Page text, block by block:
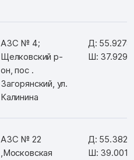
АЗС № 4;
Щелковский р-
он, пос .
Загорянский, ул.
Калинина
Д:
Ш:
АЗС № 22
,Московская
Д:
Ш: